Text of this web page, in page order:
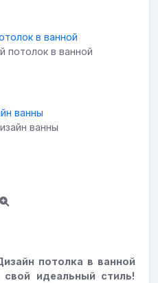
потолок в ванной
ванны
потолка в ванной
идеальный стиль!